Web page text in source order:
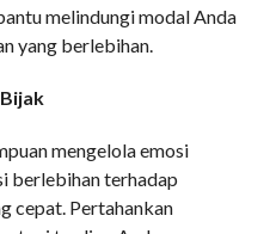
melindungi modal Anda
yang berlebihan.
mengelola emosi
berlebihan terhadap
cepat. Pertahankan